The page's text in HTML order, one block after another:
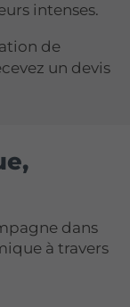
intenses.
de
un devis
dans
à travers